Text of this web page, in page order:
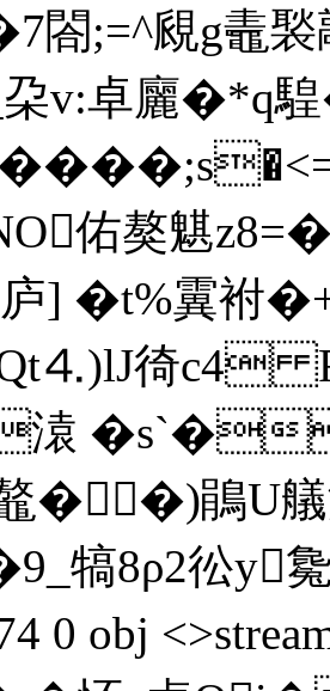
閤;=^覛g
朶v:卓廲�*q
佑獒魌z8=�
庐] �t%
徛c4 F兞
溒
鼇��)鵑U
犒8ρ2彸y
0 obj